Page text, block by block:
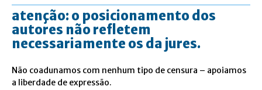
atenção: o posicionamento dos
autores não refletem
necessariamente os da jures.
Não coadunamos com nenhum tipo de censura – apoiamos
a liberdade de expressão.